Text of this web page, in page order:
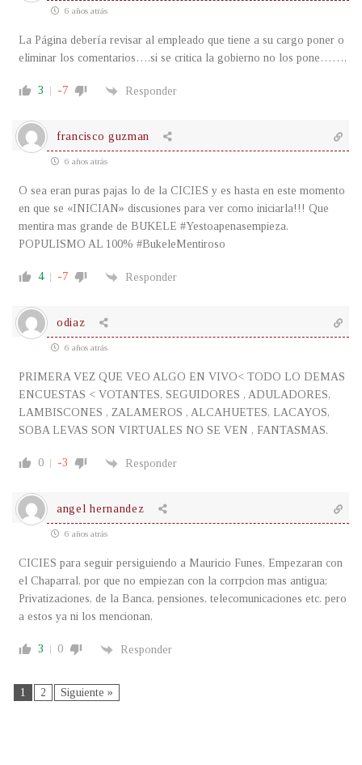
6 años atrás
La Página debería revisar al empleado que tiene a su cargo poner o
eliminar los comentarios….si se critica la gobierno no los pone…….
3 -7 Responder
francisco guzman
6 años atrás
O sea eran puras pajas lo de la CICIES y es hasta en este momento
en que se «INICIAN» discusiones para ver como iniciarla!!! Que
mentira mas grande de BUKELE #Yestoapenasempieza.
POPULISMO AL 100% #BukeleMentiroso
4 -7 Responder
odiaz
6 años atrás
PRIMERA VEZ QUE VEO ALGO EN VIVO< TODO LO DEMAS
ENCUESTAS < VOTANTES, SEGUIDORES , ADULADORES,
LAMBISCONES , ZALAMEROS , ALCAHUETES, LACAYOS,
SOBA LEVAS SON VIRTUALES NO SE VEN , FANTASMAS.
0 -3 Responder
angel hernandez
6 años atrás
CICIES para seguir persiguiendo a Mauricio Funes, Empezaran con
el Chaparral, por que no empiezan con la corrpcion mas antigua;
Privatizaciones, de la Banca, pensiones, telecomunicaciones etc. pero
a estos ya ni los mencionan,
3 0 Responder
1 2 Siguiente »